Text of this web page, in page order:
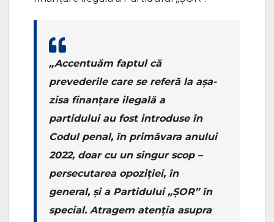
„Accentuăm faptul că
prevederile care se referă la așa-
zisa finanțare ilegală a
partidului au fost introduse în
Codul penal, în primăvara anului
2022, doar cu un singur scop –
persecutarea opoziției, în
general, și a Partidului „ȘOR” în
special. Atragem atenția asupra